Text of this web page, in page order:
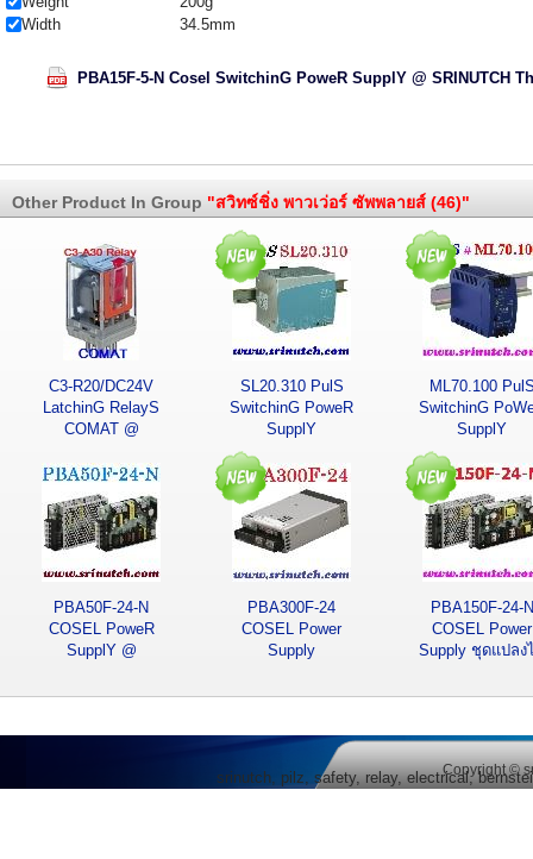
Width
34.5mm
PBA15F-5-N Cosel SwitchinG PoweR SupplY @ SRINUTCH
Other Product In Group "สวิทซ์ชิ่ง พาวเว่อร์ ซัพพลายส์ (46)"
C3-R20/DC24V
LatchinG RelayS
COMAT @
SL20.310 PulS
SwitchinG PoweR
SupplY
ML70.100
SwitchinG
SupplY
PBA50F-24-N
COSEL PoweR
SupplY @
PBA300F-24
COSEL Power
Supply
PBA150F-24-N
COSEL Power
Supply ชุดแปลง
Copyright ©
srinutch, pilz, safety, relay, electrical,